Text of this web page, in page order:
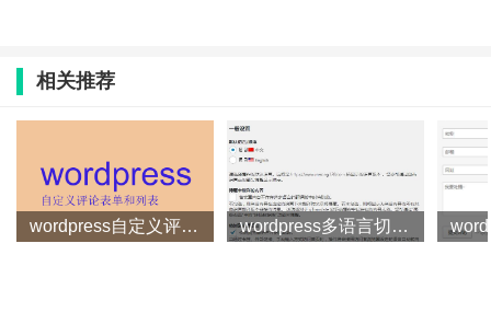
相关推荐
wordpress自定义评论表单和列表 wordpress多语言切换插件qTranslate使用方法